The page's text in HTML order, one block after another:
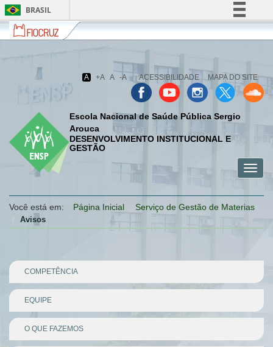
BRASIL
Simplifique!
Participe
Acesso à informação
Legislação
Canais
Fiocruz
Fale
com
A +A A -A ACESSIBILIDADE MAPA DO SITE
Escola Nacional de Saúde Pública Sergio
Arouca
DESENVOLVIMENTO INSTITUCIONAL E
GESTÃO
menu
menu
menu
Você está em:
Página Inicial Serviço de Gestão de Materias
Avisos
COMPETÊNCIA
EQUIPE
O QUE FAZEMOS